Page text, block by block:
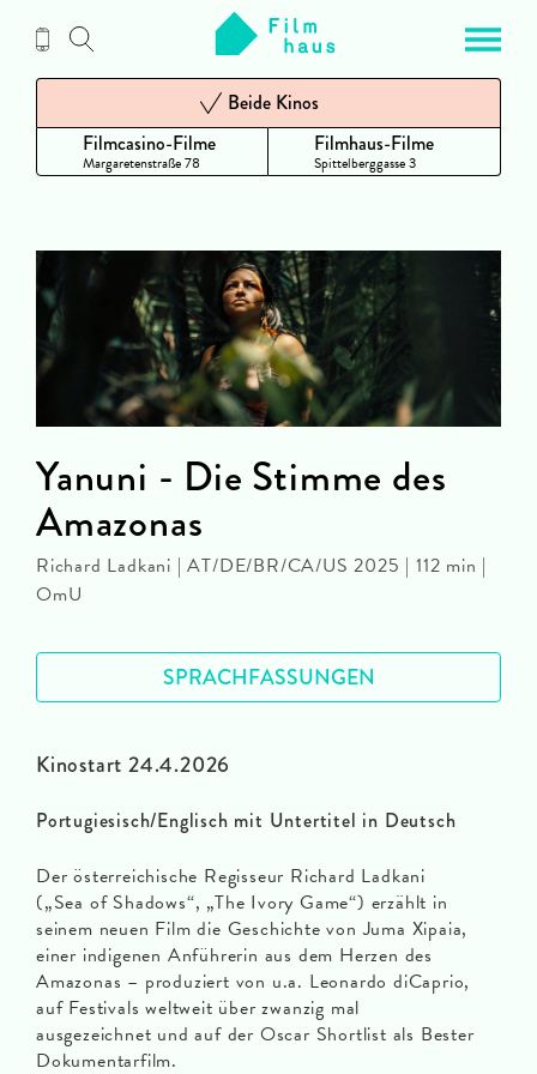
Inhalt
Filmcasino-Filme
Margaretenstraße 78
Beide Kinos
Filmhaus-Filme
Spittelberggasse 3
Kinostart 24.4.2026
Portugiesisch/Englisch mit Untertitel in Deutsch
Der österreichische Regisseur Richard Ladkani
(„Sea of Shadows“, „The Ivory Game“) erzählt in
seinem neuen Film die Geschichte von Juma Xipaia,
einer indigenen Anführerin aus dem Herzen des
Amazonas – produziert von u.a. Leonardo diCaprio,
auf Festivals weltweit über zwanzig mal
ausgezeichnet und auf der Oscar Shortlist als Bester
Dokumentarfilm.
Yanuni - Die Stimme des
Amazonas
Richard Ladkani | AT/DE/BR/CA/US 2025 | 112 min |
OmU
SPRACHFASSUNGEN